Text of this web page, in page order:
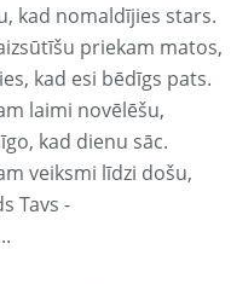
kad nomaldījies stars.
priekam matos,
kad esi bēdīgs pats.
laimi novēlēšu,
kad dienu sāc.
veiksmi līdzi došu,
Tavs -